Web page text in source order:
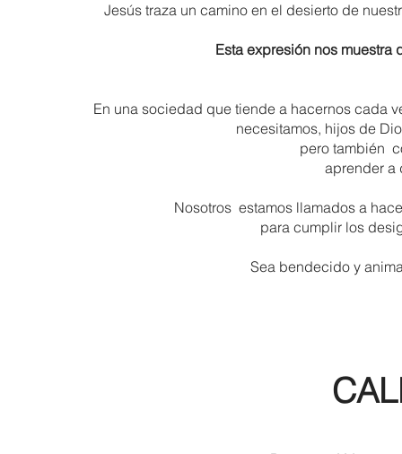
Jesús traza un camino en el desierto de
Esta expresión nos muestra
En una sociedad que tiende a hacernos cada
necesitamos, hijos de
pero también
aprender a
Nosotros estamos llamados a
para cumplir los
Sea bendecido y